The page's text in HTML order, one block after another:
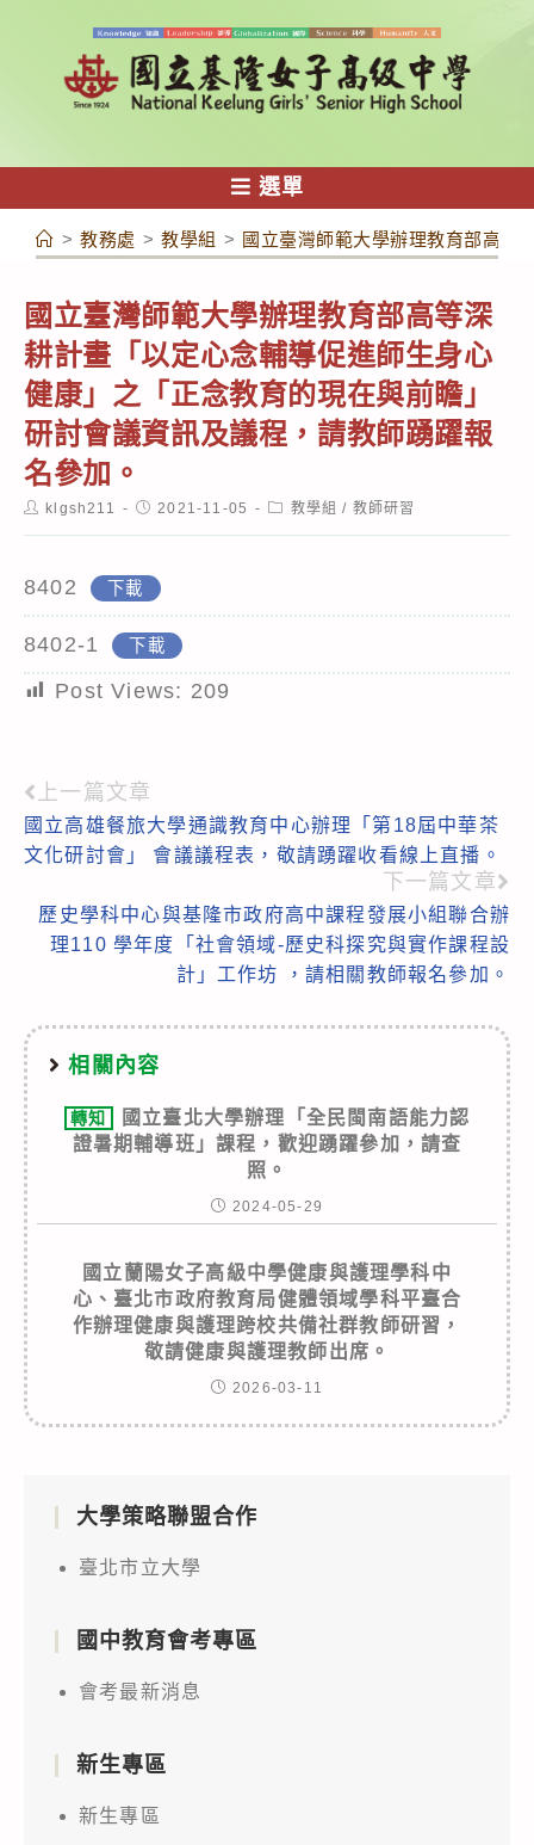
容
選單
> 教務處 > 教學組 > 國立臺灣師範大學辦理教育部高等
國立臺灣師範大學辦理教育部高等深
耕計畫「以定心念輔導促進師生身心
健康」之「正念教育的現在與前瞻」
研討會議資訊及議程，請教師踴躍報
名參加。
Postklgsh211
Post2021-11-05
Post教學組 / 教師研習
8402 下載
8402-1 下載
Post Views: 209
Read
more
上一篇文章
國立高雄餐旅大學通識教育中心辦理「第18屆中華茶
文化研討會」 會議議程表，敬請踴躍收看線上直播。
下一篇文章
歷史學科中心與基隆市政府高中課程發展小組聯合辦
理110 學年度「社會領域-歷史科探究與實作課程設
計」工作坊 ，請相關教師報名參加。
相關內容
轉知
國立臺北大學辦理「全民閩南語能力認
證暑期輔導班」課程，歡迎踴躍參加，請查
照。
2024-05-29
國立蘭陽女子高級中學健康與護理學科中
心、臺北市政府教育局健體領域學科平臺合
作辦理健康與護理跨校共備社群教師研習，
敬請健康與護理教師出席。
2026-03-11
大學策略聯盟合作
臺北市立大學
國中教育會考專區
會考最新消息
新生專區
新生專區